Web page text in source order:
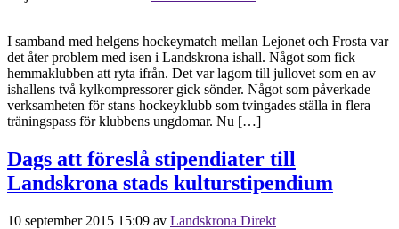
I samband med helgens hockeymatch mellan Lejonet och Frosta var
det åter problem med isen i Landskrona ishall. Något som fick
hemmaklubben att ryta ifrån. Det var lagom till jullovet som en av
ishallens två kylkompressorer gick sönder. Något som påverkade
verksamheten för stans hockeyklubb som tvingades ställa in flera
träningspass för klubbens ungdomar. Nu […]
Dags att föreslå stipendiater till
Landskrona stads kulturstipendium
10 september 2015 15:09 av Landskrona Direkt